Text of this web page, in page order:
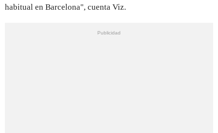
habitual en Barcelona", cuenta Viz.